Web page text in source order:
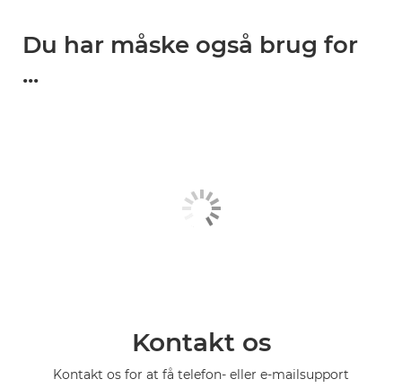
Du har måske også brug for
...
Kontakt os
Kontakt os for at få telefon- eller e-mailsupport